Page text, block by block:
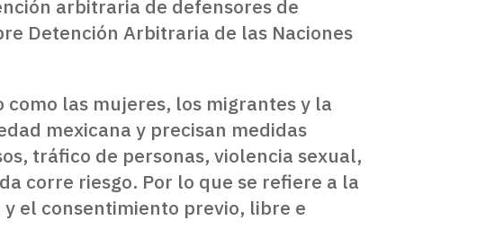
arbitraria de defensores de
Detención Arbitraria de las Naciones
las mujeres, los migrantes y la
mexicana y precisan medidas
tráfico de personas, violencia sexual,
corre riesgo. Por lo que se refiere a la
el consentimiento previo, libre e